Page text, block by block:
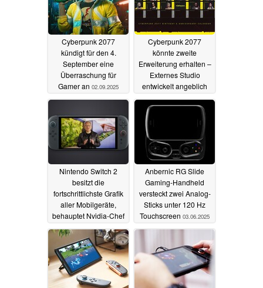
Cyberpunk 2077
kündigt für den 4.
September eine
Überraschung für
Gamer an 02.09.2025
Cyberpunk 2077
könnte zweite
Erweiterung erhalten –
Externes Studio
entwickelt angeblich
Nintendo Switch 2
besitzt die
fortschrittlichste Grafik
aller Mobilgeräte,
behauptet Nvidia-Chef
03.06.2025
Anbernic RG Slide
Gaming-Handheld
versteckt zwei Analog-
Sticks unter 120 Hz
Touchscreen 03.06.2025